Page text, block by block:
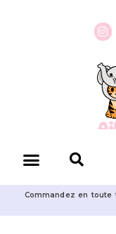
Commandez en